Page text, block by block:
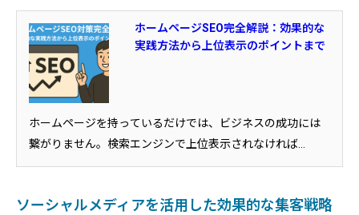
ホームページSEO完全解説：効果的な
実践方法から上位表示のポイントまで
ホームページを持っているだけでは、ビジネスの成功には
繋がりません。検索エンジンで上位表示されなければ...
ソーシャルメディアを活用した効果的な集客戦略